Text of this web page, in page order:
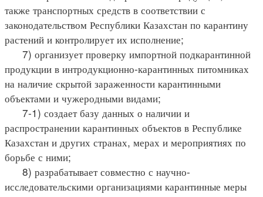
также транспортных средств в соответствии с
законодательством Республики Казахстан по карантину
растений и контролирует их исполнение;
7) организует проверку импортной подкарантинной
продукции в интродукционно-карантинных питомниках
на наличие скрытой зараженности карантинными
объектами и чужеродными видами;
7-1) создает базу данных о наличии и
распространении карантинных объектов в Республике
Казахстан и других странах, мерах и мероприятиях по
борьбе с ними;
8) разрабатывает совместно с научно-
исследовательскими организациями карантинные меры